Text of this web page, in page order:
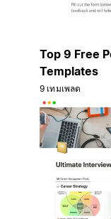
Top 9 Free
Templates
9 เทมเพลต